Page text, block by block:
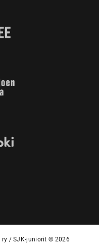
ry / SJK-juniorit © 2026